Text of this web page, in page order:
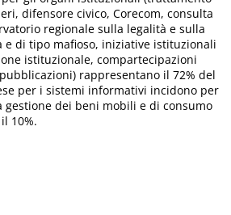
difensore civico, Corecom, consulta
regionale sulla legalità e sulla
e di tipo mafioso, iniziative istituzionali
istituzionale, compartecipazioni
rappresentano il 72% del
per i sistemi informativi incidono per
gestione dei beni mobili e di consumo
10%.